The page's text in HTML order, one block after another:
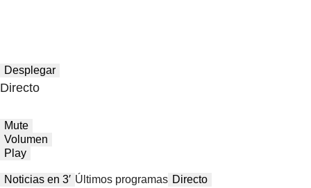
Desplegar
Directo
Mute
Volumen
Play
Noticias en 3′ Últimos programas Directo